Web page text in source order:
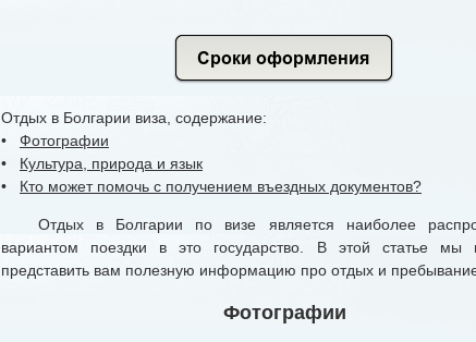
Отдых в Болгарии виза, содержание:
• Фотографии
• Культура, природа и язык
• Кто может помочь с получением въездных документов?
Отдых в Болгарии по визе является наиболее
вариантом поездки в это государство. В этой статье мы
представить вам полезную информацию про отдых и
Фотографии